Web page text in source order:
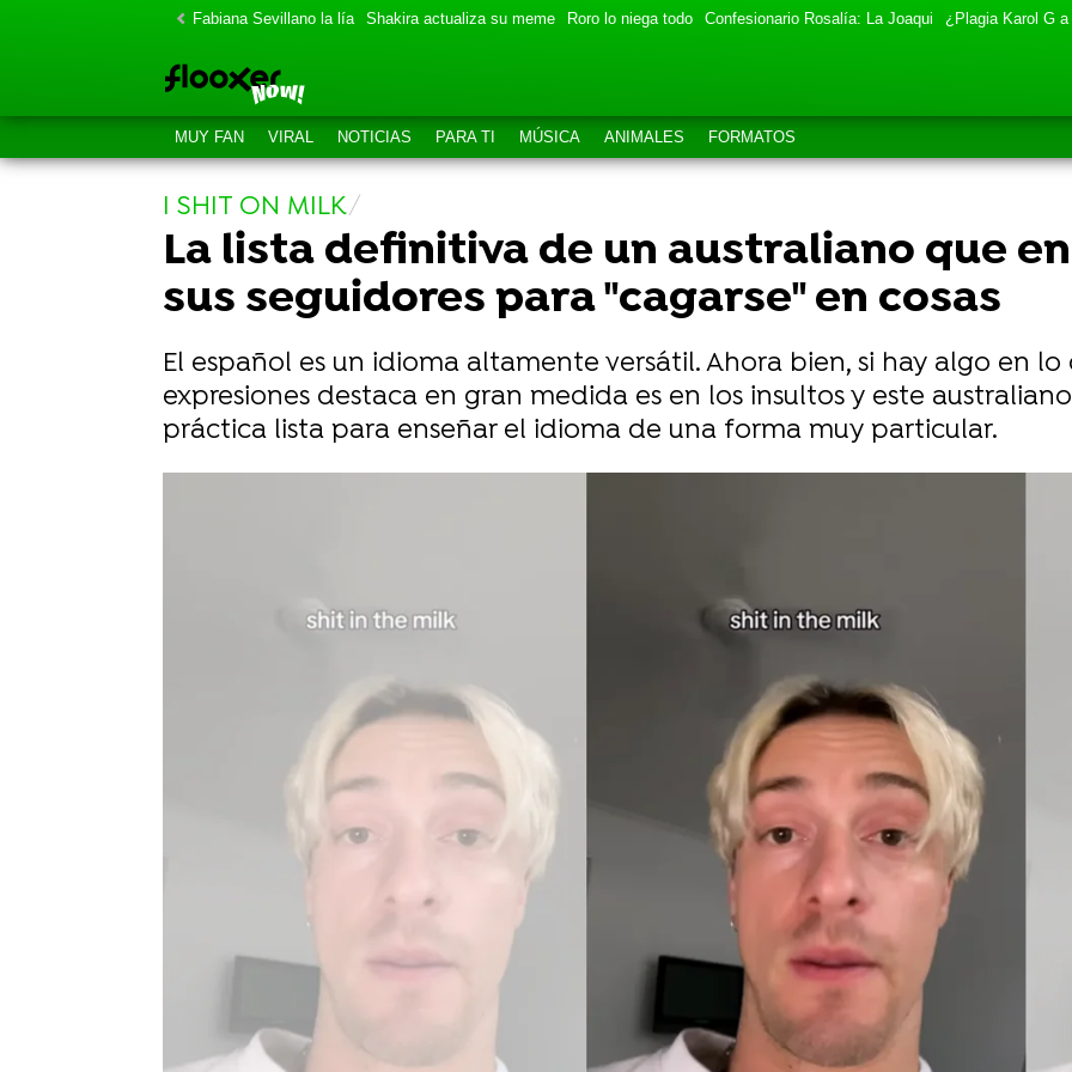
Fabiana Sevillano la lía Shakira actualiza su meme Roro lo niega todo Confesionario Rosalía: La Joaqui ¿Plagia Karol G a
MUY FAN VIRAL NOTICIAS PARA TI MÚSICA ANIMALES FORMATOS
I SHIT ON MILK
La lista definitiva de un australiano que
sus seguidores para "cagarse" en cosas
El español es un idioma altamente versátil. Ahora bien, si hay algo en
expresiones destaca en gran medida es en los insultos y este
práctica lista para enseñar el idioma de una forma muy particular.
Publicado: WhatsappFacebook
X
Lariqueza del lenguaje es una de las principales fortalezas de
cultura hispana
. Tenemos muchas formas de expresar un mismo